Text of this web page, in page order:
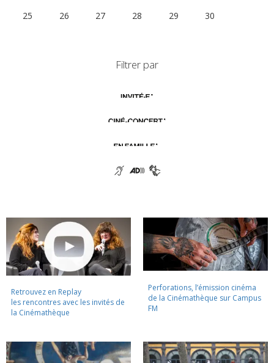
25
26 27 28 29 30
Filtrer par
Retrouvez en Replay
les rencontres avec les invités de
la Cinémathèque
Perforations, l’émission cinéma
de la Cinémathèque sur Campus
FM